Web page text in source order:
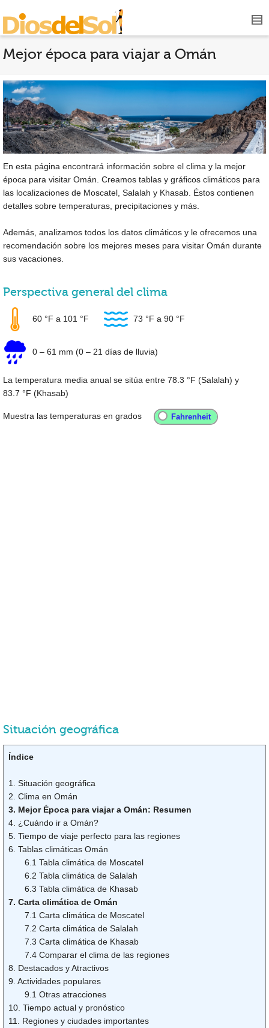
Mejor época para viajar a Omán
En esta página encontrará información sobre el clima y la mejor
época para visitar Omán. Creamos tablas y gráficos climáticos para
las localizaciones de Moscatel, Salalah y Khasab. Éstos contienen
detalles sobre temperaturas, precipitaciones y más.
Además, analizamos todos los datos climáticos y le ofrecemos una
recomendación sobre los mejores meses para visitar Omán durante
sus vacaciones.
Perspectiva general del clima
60 °F a 101 °F 73 °F a 90 °F
0 – 61 mm (0 – 21 días de lluvia)
La temperatura media anual se sitúa entre 78.3 °F (Salalah) y
83.7 °F (Khasab)
Muestra las temperaturas en grados
Situación geográfica
Índice
1. Situación geográfica
2. Clima en Omán
3. Mejor Época para viajar a Omán: Resumen
4. ¿Cuándo ir a Omán?
5. Tiempo de viaje perfecto para las regiones
6. Tablas climáticas Omán
6.1 Tabla climática de Moscatel
6.2 Tabla climática de Salalah
6.3 Tabla climática de Khasab
7. Carta climática de Omán
7.1 Carta climática de Moscatel
7.2 Carta climática de Salalah
7.3 Carta climática de Khasab
7.4 Comparar el clima de las regiones
8. Destacados y Atractivos
9. Actividades populares
9.1 Otras atracciones
10. Tiempo actual y pronóstico
11. Regiones y ciudades importantes